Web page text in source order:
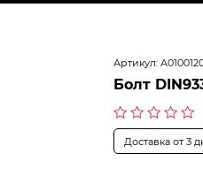
Артикул:
Болт
Оценка
из
Доставка от 3